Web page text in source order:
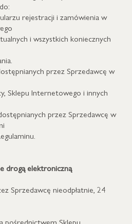
rejestracji i zamówienia w
i wszystkich koniecznych
przez Sprzedawcę w
Sklepu Internetowego i innych
przez Sprzedawcę w
drogą elektroniczną
Sprzedawcę nieodpłatnie, 24